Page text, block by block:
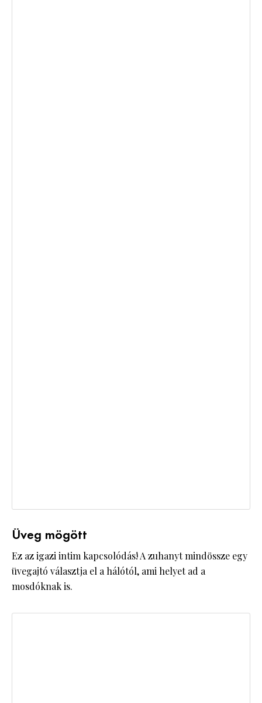
Üveg mögött
Ez az igazi intim kapcsolódás! A zuhanyt mindössze egy
üvegajtó választja el a hálótól, ami helyet ad a
mosdóknak is.